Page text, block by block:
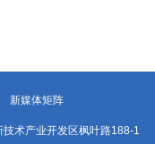
新媒体矩阵
术产业开发区枫叶路188-1